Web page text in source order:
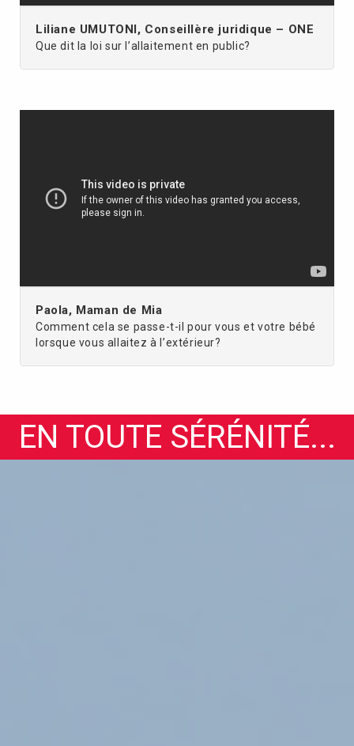
Liliane UMUTONI, Conseillère juridique – ONE
Que dit la loi sur l’allaitement en public?
Paola, Maman de Mia
Comment cela se passe-t-il pour vous et votre bébé
lorsque vous allaitez à l’extérieur?
EN TOUTE SÉRÉNITÉ...